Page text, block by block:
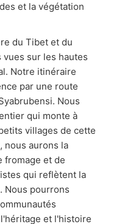
et la végétation
du Tibet et du
sur les hautes
Notre itinéraire
par une route
Nous
qui monte à
villages de cette
nous aurons la
fromage et de
qui reflètent la
Nous pourrons
et l'histoire